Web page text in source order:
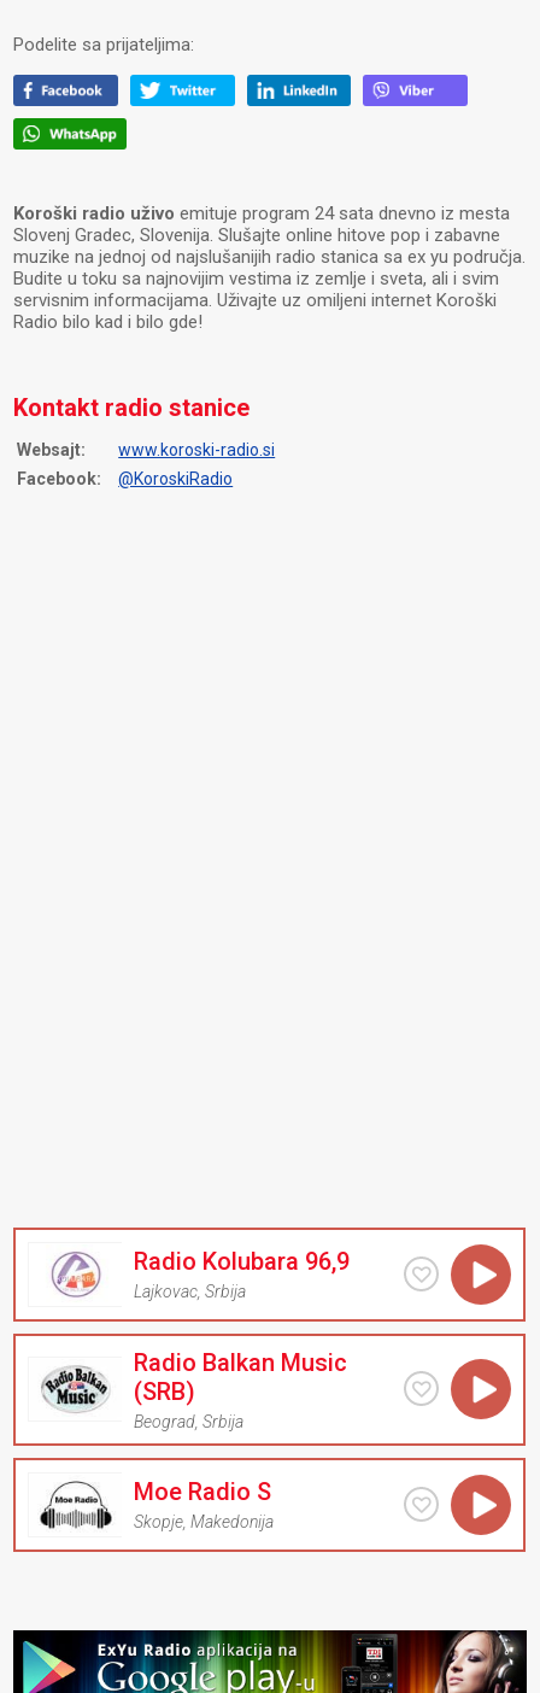
Podelite sa prijateljima:
Koroški radio uživo emituje program 24 sata dnevno iz mesta
Slovenj Gradec, Slovenija. Slušajte online hitove pop i zabavne
muzike na jednoj od najslušanijih radio stanica sa ex yu područja.
Budite u toku sa najnovijim vestima iz zemlje i sveta, ali i svim
servisnim informacijama. Uživajte uz omiljeni internet Koroški
Radio bilo kad i bilo gde!
Kontakt radio stanice
Websajt:
www.koroski-radio.si
Facebook:
@KoroskiRadio
Radio Kolubara 96,9
Lajkovac ,Srbija
Radio Balkan Music
(SRB)
Beograd ,Srbija
Moe Radio S
Skopje ,Makedonija